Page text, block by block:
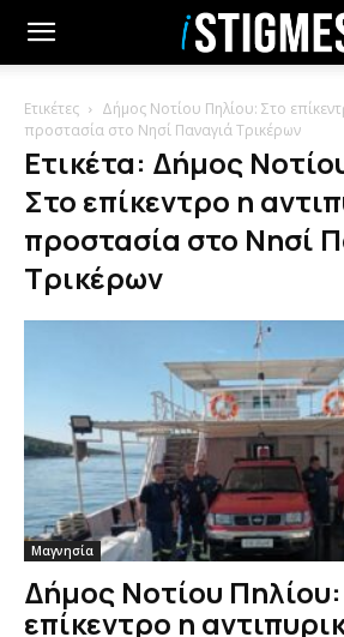
Ετικέτες
Δήμος Νοτίου Πηλίου: Στο
προστασία στο Νησί Παναγιά Τρικέρων
Ετικέτα: Δήμος
Στο επίκεντρο η
προστασία στο Νησί
Τρικέρων
Μαγνησία
Δήμος Νοτίου
επίκεντρο η